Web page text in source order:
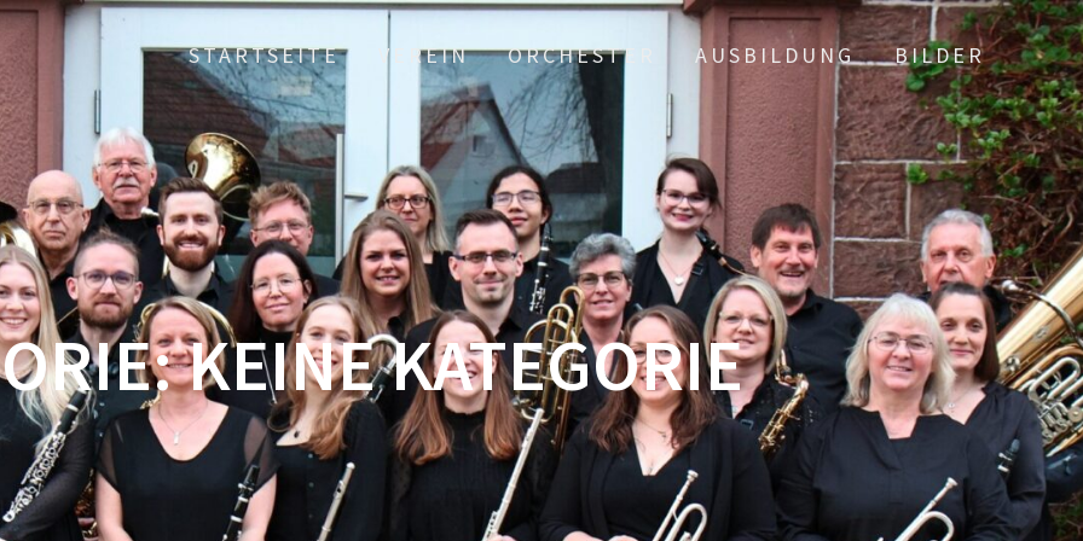
STARTSEITE VEREIN ORCHESTER AUSBILDUNG BILDER
KEINE KATEGORIE